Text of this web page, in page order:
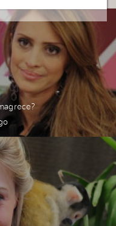
justificam o q
fazem.